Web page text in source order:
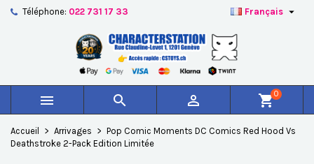
Téléphone: 022 731 17 33 Français 
   shopping_cart0
Accueil Arrivages
Pop Comic Moments DC Comics Red Hood Vs
Deathstroke 2-Pack Edition Limitée
Créer une nouvelle liste
Nom de la liste d'envies
Annuler Créer une liste d'envies
Vous devez être connecté pour ajouter des produits à
votre liste d'envies.